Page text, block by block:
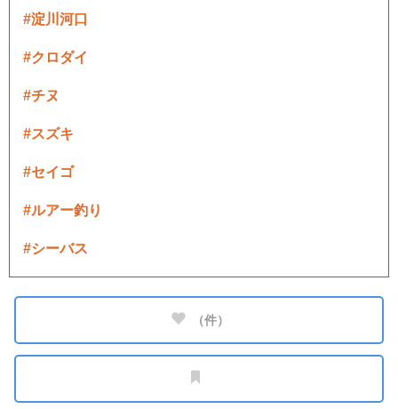
#淀川河口
#クロダイ
#チヌ
#スズキ
#セイゴ
#ルアー釣り
#シーバス
（件）